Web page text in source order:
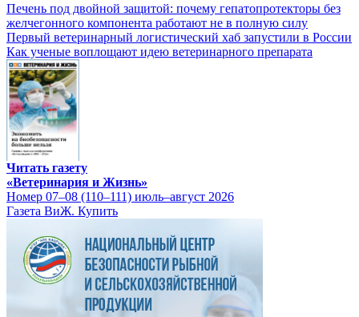
Печень под двойной защитой: почему гепатопротекторы без
желчегонного компонента работают не в полную силу
Первый ветеринарный логистический хаб запустили в России
Как ученые воплощают идею ветеринарного препарата
Читать газету
«Ветеринария и Жизнь»
Номер 07–08 (110–111) июль–август 2026
Газета ВиЖ. Купить